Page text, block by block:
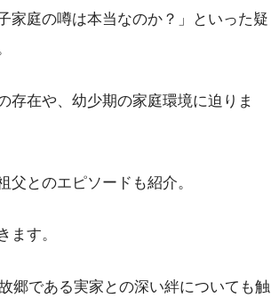
家庭の噂は本当なのか？」といった疑
存在や、幼少期の家庭環境に迫りま
とのエピソードも紹介。
ます。
郷である実家との深い絆についても触